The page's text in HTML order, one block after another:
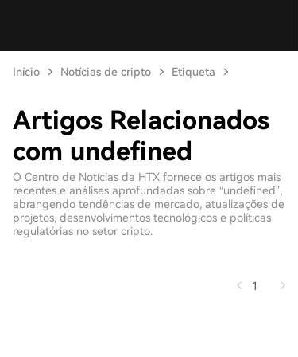
Início Notícias de cripto Etiqueta
Artigos Relacionados
com undefined
O Centro de Notícias da HTX fornece os artigos mais
recentes e análises aprofundadas sobre “undefined”,
abrangendo tendências de mercado, atualizações de
projetos, desenvolvimentos tecnológicos e políticas
regulatórias no setor cripto.
1